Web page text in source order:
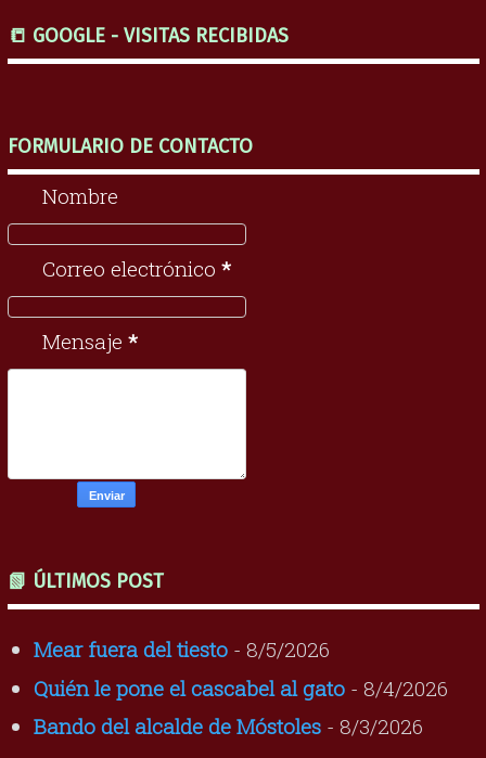
📒 GOOGLE - VISITAS RECIBIDAS
FORMULARIO DE CONTACTO
Nombre
Correo electrónico *
Mensaje *
📗 ÚLTIMOS POST
Mear fuera del tiesto- 8/5/2026
Quién le pone el cascabel al gato- 8/4/2026
Bando del alcalde de Móstoles- 8/3/2026